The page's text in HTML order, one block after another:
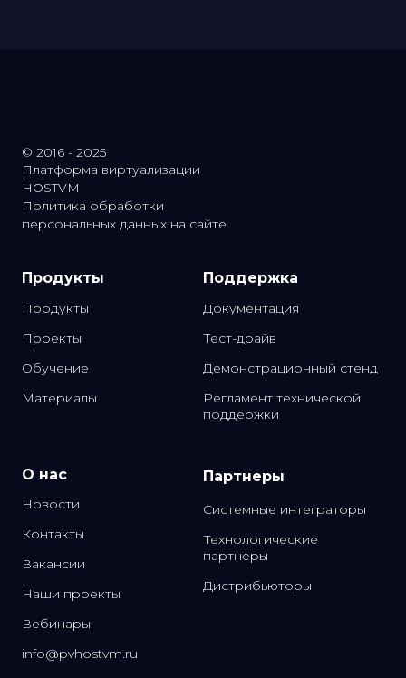
© 2016 - 2025
Платформа виртуализации
HOSTVM
Политика обработки
персональных данных на сайте
Продукты
Продукты
Проекты
Обучение
Материалы
Поддержка
Документация
Тест-драйв
Демонстрационный стенд
Регламент технической
поддержки
О нас
Новости
Контакты
Вакансии
Наши проекты
Вебинары
info@pvhostvm.ru
Партнеры
Системные интеграторы
Технологические
партнеры
Дистрибьюторы